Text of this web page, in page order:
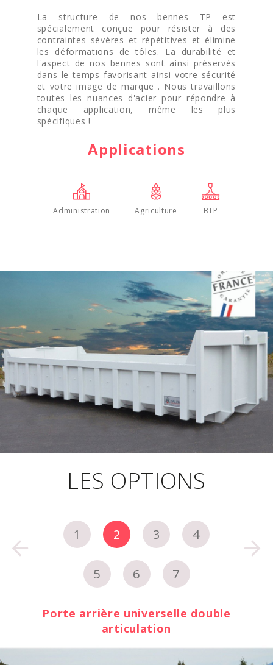
La structure de nos bennes TP est
spécialement conçue pour résister à des
contraintes sévères et répétitives et élimine
les déformations de tôles. La durabilité et
l'aspect de nos bennes sont ainsi préservés
dans le temps favorisant ainsi votre sécurité
et votre image de marque . Nous travaillons
toutes les nuances d'acier pour répondre à
chaque application, même les plus
spécifiques !
Applications
Administration Agriculture BTP
LES OPTIONS
1 2 3 4
5 6 7
Porte arrière universelle double
articulation